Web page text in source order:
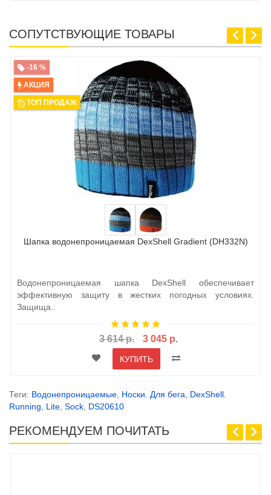
СОПУТСТВУЮЩИЕ ТОВАРЫ
-16 %
АКЦИЯ
ТОП ПРОДАЖ
Шапка водонепроницаемая DexShell Gradient (DH332N)
Водонепроницаемая шапка DexShell обеспечивает
эффективную защиту в жестких погодных условиях.
Защища..
3 614 р. 3 045 р.
КУПИТЬ
Теги: Водонепроницаемые, Носки. Для бега, DexShell.
Running, Lite, Sock, DS20610
РЕКОМЕНДУЕМ ПОЧИТАТЬ